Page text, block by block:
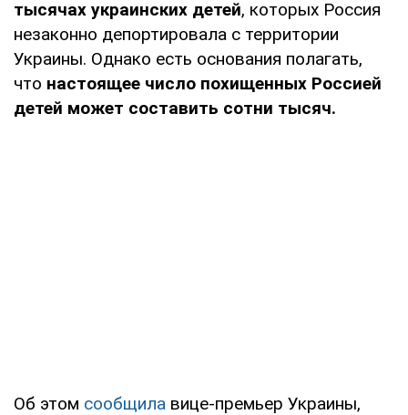
тысячах украинских детей, которых Россия
незаконно депортировала с территории
Украины. Однако есть основания полагать,
что настоящее число похищенных Россией
детей может составить сотни тысяч.
Об этом сообщила вице-премьер Украины,